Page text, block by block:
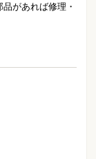
があれば修理・